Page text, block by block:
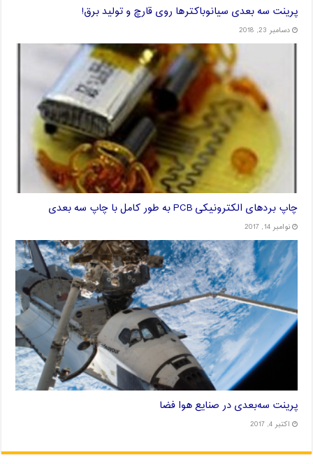
پرینت سه بعدی سیانوباکترها روی قارچ و تولید برق!
دسامبر 23, 2018
چاپ بردهای الکترونیکی PCB به طور کامل با چاپ سه بعدی
نوامبر 14, 2017
پرینت سه‌بعدی در صنایع هوا فضا
اکتبر 4, 2017